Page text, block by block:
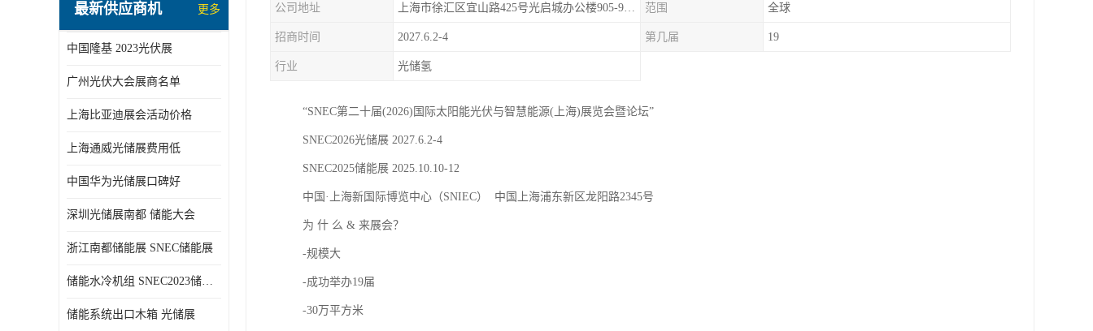
最新供应商机 更多
中国隆基 2023光伏展
广州光伏大会展商名单
上海比亚迪展会活动价格
上海通威光储展费用低
中国华为光储展口碑好
深圳光储展南都 储能大会
浙江南都储能展 SNEC储能展
储能水冷机组 SNEC2023储能展
储能系统出口木箱 光储展
公司地址 上海市徐汇区宜山路425号光启城办公楼905-907室 范围 全球
招商时间 2027.6.2-4 第几届 19
行业 光储氢
“SNEC第二十届(2026)国际太阳能光伏与智慧能源(上海)展览会暨论坛”
SNEC2026光储展 2027.6.2-4
SNEC2025储能展 2025.10.10-12
中国·上海新国际博览中心（SNIEC） 中国上海浦东新区龙阳路2345号
为 什 么 & 来展会？
-规模大
-成功举办19届
-30万平方米